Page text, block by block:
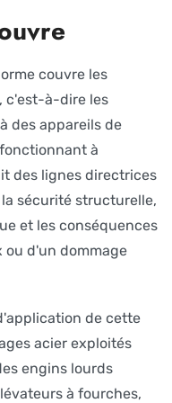
couvre les
c'est-à-dire les
des appareils de
à
des lignes directrices
sécurité structurelle,
et les conséquences
d'un dommage
de cette
acier exploités
engins lourds
à fourches,